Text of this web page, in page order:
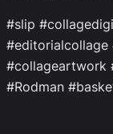
#slip
#editorialcollage
#collageartwork
#Rodman